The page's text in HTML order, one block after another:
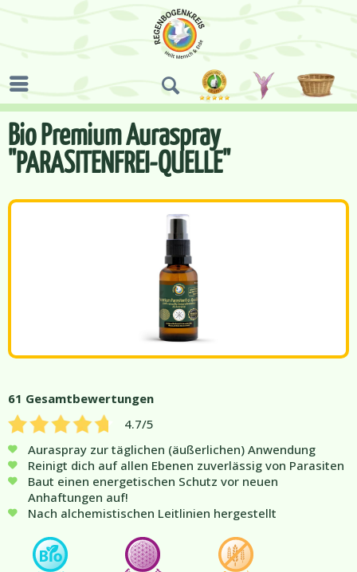
Bio Premium Auraspray
"PARASITENFREI-QUELLE"
61 Gesamtbewertungen
4.7/5
Auraspray zur täglichen (äußerlichen) Anwendung
Reinigt dich auf allen Ebenen zuverlässig von Parasiten
Baut einen energetischen Schutz vor neuen
Anhaftungen auf!
Nach alchemistischen Leitlinien hergestellt